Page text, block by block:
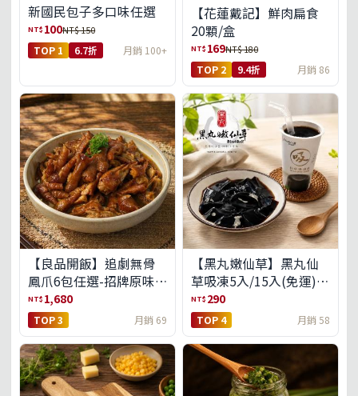
新國民包子多口味任選
NT$ 100NT$ 150
TOP 1 6.7折 月銷 100+
【花蓮戴記】鮮肉扁食
20顆/盒
NT$ 169NT$ 180
TOP 2 9.4折 月銷 86
【良品開飯】追劇無骨
鳳爪6包任選-招牌原味/
濃濃蒜香/過癮麻辣(免運
組)
NT$ 1,680
TOP 3 月銷 69
【黑丸嫩仙草】黑丸仙
草吸凍5入/15入(免運)
(預購中8/14出貨)
NT$ 290
TOP 4 月銷 58